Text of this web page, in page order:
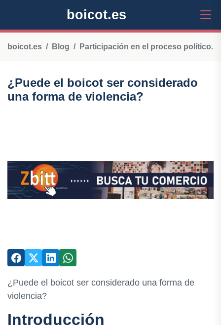
boicot.es
boicot.es Blog Participación en el proceso político.
¿Puede el boicot ser considerado
una forma de violencia?
¿Puede el boicot ser considerado una forma de
violencia?
Introducción